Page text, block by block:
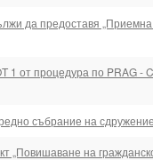
да предоставя „Приемна
1 от процедура по PRAG -
събрание на
„Повишаване на